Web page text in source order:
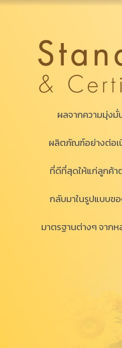
ผลจากความมุ่ง
ผลิตภัณฑ์อย่างต่อเ
ที่ดีที่สุดให้แก่ลูกค้า
กลับมาในรูปแบบขอ
มาตรฐานต่างๆ จาก